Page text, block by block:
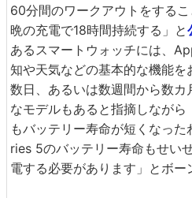
60分間のワークアウトをする
晩の充電で18時間持続する」と
あるスマートウォッチには、
知や天気などの基本的な機能
数日、あるいは数週間から数
なモデルもあると指摘しなが
もバッテリー寿命が短くなっ
ries 5のバッテリー寿命もせい
電する必要があります」とボー